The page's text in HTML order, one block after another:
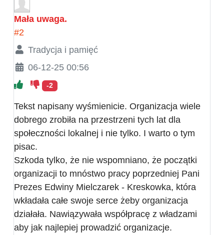
Mała uwaga.
#2
Tradycja i pamięć
06-12-25 00:56
-2
Tekst napisany wyśmienicie. Organizacja wiele
dobrego zrobiła na przestrzeni tych lat dla
społeczności lokalnej i nie tylko. I warto o tym
pisac.
Szkoda tylko, że nie wspomniano, że początki
organizacji to mnóstwo pracy poprzedniej Pani
Prezes Edwiny Mielczarek - Kreskowka, która
wkładała całe swoje serce żeby organizacja
działała. Nawiązywała współpracę z władzami
aby jak najlepiej prowadzić organizacje.